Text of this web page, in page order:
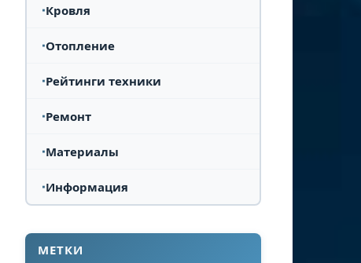
Кровля
Отопление
Рейтинги техники
Ремонт
Материалы
Информация
МЕТКИ